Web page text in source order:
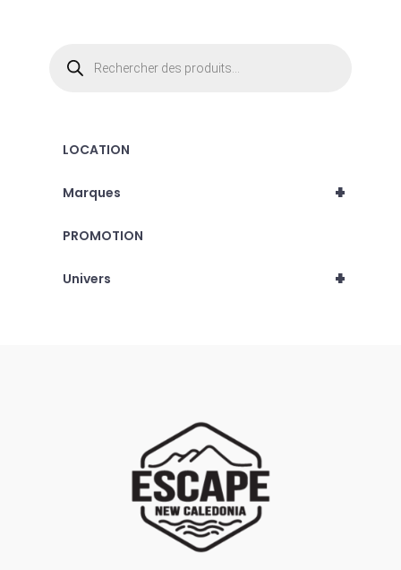
produits
LOCATION
+
Marques
PROMOTION
+
Univers